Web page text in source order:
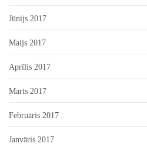
Jūnijs 2017
Maijs 2017
Aprīlis 2017
Marts 2017
Februāris 2017
Janvāris 2017